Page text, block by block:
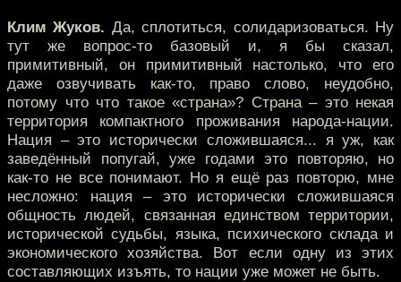
Клим Жуков. Да, сплотиться, солидаризоваться. Ну
тут же вопрос-то базовый и, я бы сказал,
примитивный, он примитивный настолько, что его
даже озвучивать как-то, право слово, неудобно,
потому что что такое «страна»? Страна – это некая
территория компактного проживания народа-нации.
Нация – это исторически сложившаяся... я уж, как
заведённый попугай, уже годами это повторяю, но
как-то не все понимают. Но я ещё раз повторю, мне
несложно: нация – это исторически сложившаяся
общность людей, связанная единством территории,
исторической судьбы, языка, психического склада и
экономического хозяйства. Вот если одну из этих
составляющих изъять, то нации уже может не быть.